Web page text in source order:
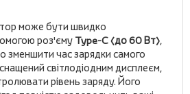
може бути швидко
роз'єму Type-C (до 60 Вт),
зменшити час зарядки самого
світлодіодним дисплеєм,
рівень заряду. Його